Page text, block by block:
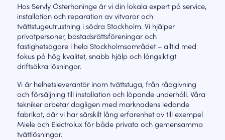
Hos Servly Österhaninge är vi din lokala expert på service,
installation och reparation av vitvaror och
tvättstugeutrustning i södra Stockholm. Vi hjälper
privatpersoner, bostadsrättsföreningar och
fastighetsägare i hela Stockholmsområdet – alltid med
fokus på hög kvalitet, snabb hjälp och långsiktigt
driftsäkra lösningar.
Vi är helhetsleverantör inom tvättstuga, från rådgivning
och försäljning till installation och löpande underhåll. Våra
tekniker arbetar dagligen med marknadens ledande
fabrikat, där vi har särskilt lång erfarenhet av till exempel
Miele och Electrolux för både privata och gemensamma
tvättlösningar.